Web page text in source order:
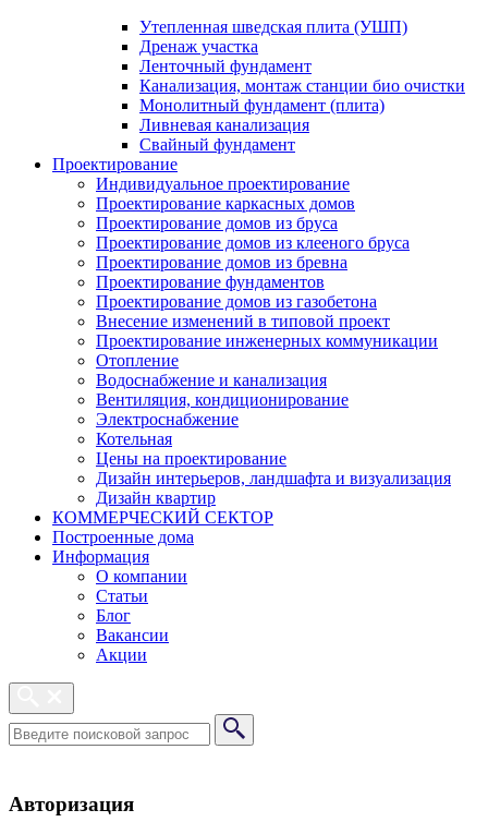
Утепленная шведская плита (УШП)
Дренаж участка
Ленточный фундамент
Канализация, монтаж станции био очистки
Монолитный фундамент (плита)
Ливневая канализация
Свайный фундамент
Проектирование
Индивидуальное проектирование
Проектирование каркасных домов
Проектирование домов из бруса
Проектирование домов из клееного бруса
Проектирование домов из бревна
Проектирование фундаментов
Проектирование домов из газобетона
Внесение изменений в типовой проект
Проектирование инженерных коммуникации
Отопление
Водоснабжение и канализация
Вентиляция, кондиционирование
Электроснабжение
Котельная
Цены на проектирование
Дизайн интерьеров, ландшафта и визуализация
Дизайн квартир
КОММЕРЧЕСКИЙ СЕКТОР
Построенные дома
Информация
О компании
Статьи
Блог
Вакансии
Акции
Авторизация